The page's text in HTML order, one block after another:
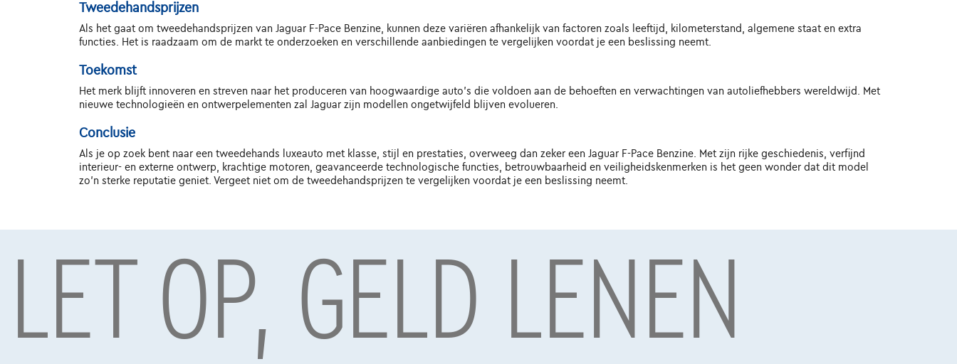
Tweedehandsprijzen
Als het gaat om tweedehandsprijzen van Jaguar F-Pace Benzine, kunnen deze variëren afhankelijk van factoren zoals leeftijd, kilometerstand, algemene staat en extra
functies. Het is raadzaam om de markt te onderzoeken en verschillende aanbiedingen te vergelijken voordat je een beslissing neemt.
Toekomst
Het merk blijft innoveren en streven naar het produceren van hoogwaardige auto's die voldoen aan de behoeften en verwachtingen van autoliefhebbers wereldwijd. Met
nieuwe technologieën en ontwerpelementen zal Jaguar zijn modellen ongetwijfeld blijven evolueren.
Conclusie
Als je op zoek bent naar een tweedehands luxeauto met klasse, stijl en prestaties, overweeg dan zeker een Jaguar F-Pace Benzine. Met zijn rijke geschiedenis, verfijnd
interieur- en externe ontwerp, krachtige motoren, geavanceerde technologische functies, betrouwbaarheid en veiligheidskenmerken is het geen wonder dat dit model
zo'n sterke reputatie geniet. Vergeet niet om de tweedehandsprijzen te vergelijken voordat je een beslissing neemt.
TCS Mobility S.A., agent in bijkomstige hoedanigheid, Boulevard Albert II 4, B12, 1000 Brussel, BTW BE 1003.765.106, BE93 0019 6639 0767, RPM Brussel.
Meest populaire wagens Ontdek het volledige aanbod Jaguar F-Pace
LET OP, GELD LENEN